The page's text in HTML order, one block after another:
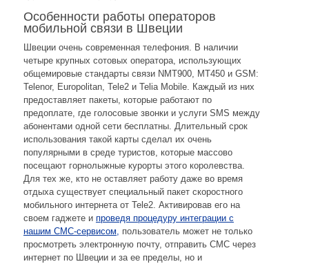
Особенности работы операторов
мобильной связи в Швеции
Швеции очень современная телефония. В наличии
четыре крупных сотовых оператора, использующих
общемировые стандарты связи NMT900, MT450 и GSM:
Telenor, Europolitan, Tele2 и Telia Mobile. Каждый из них
предоставляет пакеты, которые работают по
предоплате, где голосовые звонки и услуги SMS между
абонентами одной сети бесплатны. Длительный срок
использования такой карты сделал их очень
популярными в среде туристов, которые массово
посещают горнолыжные курорты этого королевства.
Для тех же, кто не оставляет работу даже во время
отдыха существует специальный пакет скоростного
мобильного интернета от Tele2. Активировав его на
своем гаджете и проведя процедуру интеграции с
нашим СМС-сервисом, пользователь может не только
просмотреть электронную почту, отправить СМС через
интернет по Швеции и за ее пределы, но и